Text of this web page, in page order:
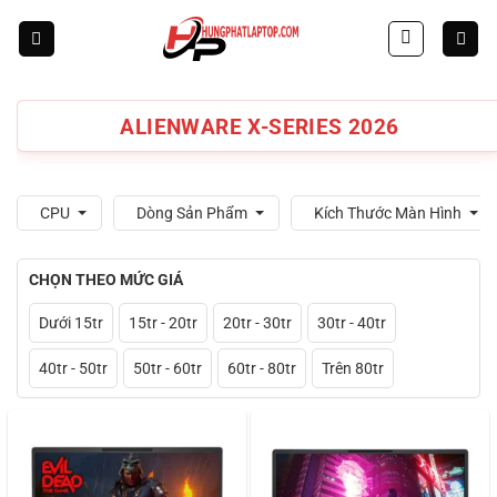
ALIENWARE X-SERIES 2026
CPU Dòng Sản Phẩm Kích Thước Màn Hình
CHỌN THEO MỨC GIÁ
Dưới 15tr 15tr - 20tr 20tr - 30tr 30tr - 40tr
40tr - 50tr 50tr - 60tr 60tr - 80tr Trên 80tr